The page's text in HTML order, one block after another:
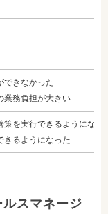
できなかった
業務負担が大きい
策を実行できるようになっ
きるようになった
スマネージ